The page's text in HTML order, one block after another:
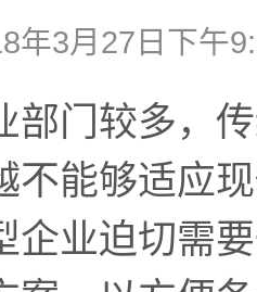
年3月27日下午
部门较多，
不能够适应
企业迫切需